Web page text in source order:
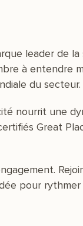
leader de
à entendre
du secteur.
nourrit une
Great
pour rythmer